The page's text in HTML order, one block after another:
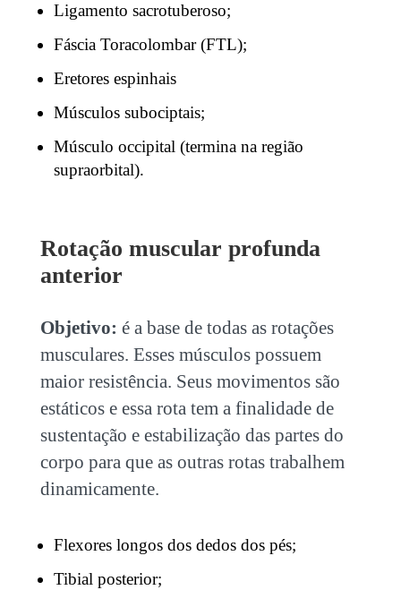
Ligamento sacrotuberoso;
Fáscia Toracolombar (FTL);
Eretores espinhais
Músculos subociptais;
Músculo occipital (termina na região
supraorbital).
Rotação muscular profunda
anterior
Objetivo: é a base de todas as rotações
musculares. Esses músculos possuem
maior resistência. Seus movimentos são
estáticos e essa rota tem a finalidade de
sustentação e estabilização das partes do
corpo para que as outras rotas trabalhem
dinamicamente.
Flexores longos dos dedos dos pés;
Tibial posterior;